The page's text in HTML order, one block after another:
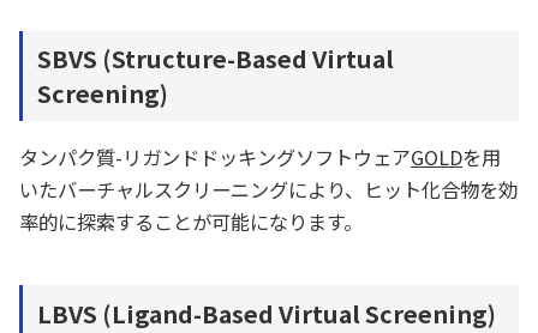
SBVS (Structure-Based Virtual
Screening)
タンパク質-リガンドドッキングソフトウェアGOLDを用
いたバーチャルスクリーニングにより、ヒット化合物を効
率的に探索することが可能になります。
LBVS (Ligand-Based Virtual Screening)